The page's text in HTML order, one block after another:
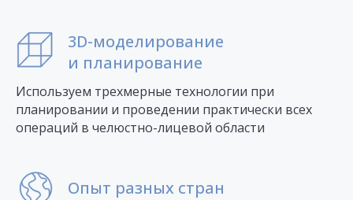
3D-моделирование
и планирование
Используем трехмерные технологии при
планировании и проведении практически всех
операций в челюстно-лицевой области
Опыт разных стран